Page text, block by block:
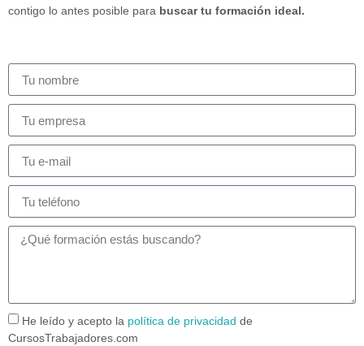
contigo lo antes posible para buscar tu formación ideal.
He leído y acepto la política de privacidad de
CursosTrabajadores.com